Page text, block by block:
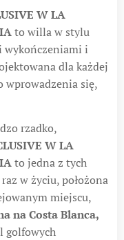
W LA
to willa w stylu
wykończeniami i
dla każdej
wprowadzenia się,
rzadko,
W LA
to jedna z tych
w życiu, położona
miejscu,
na Costa Blanca,
golfowych